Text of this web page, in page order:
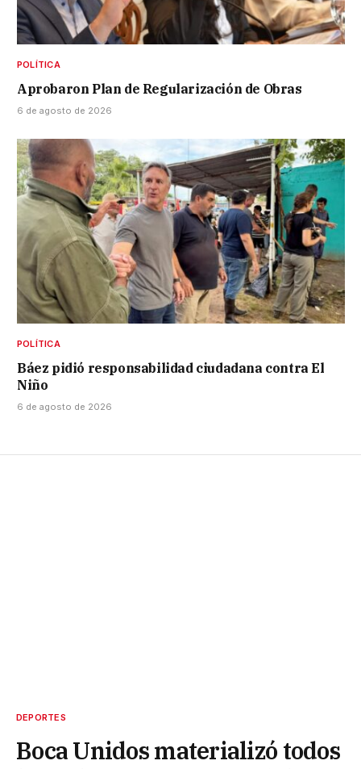
POLÍTICA
Aprobaron Plan de Regularización de Obras
6 de agosto de 2026
POLÍTICA
Báez pidió responsabilidad ciudadana contra El
Niño
6 de agosto de 2026
DEPORTES
Boca Unidos materializó todos